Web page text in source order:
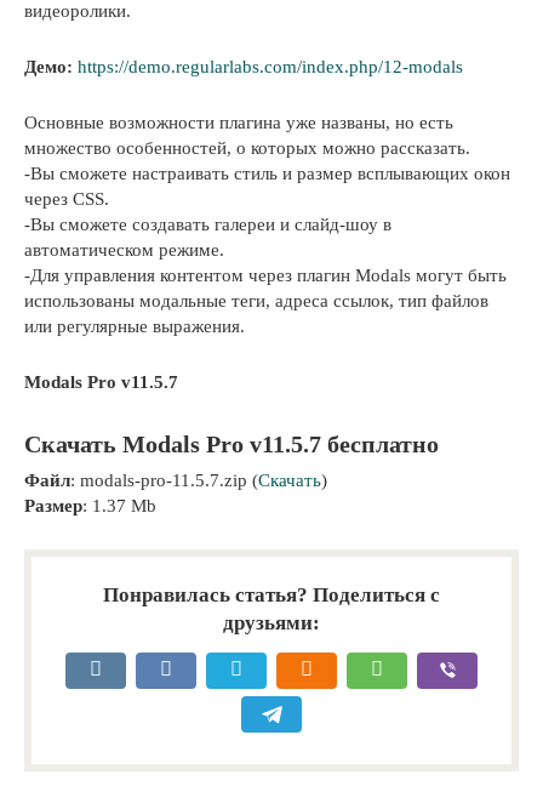
видеоролики.
Демо: https://demo.regularlabs.com/index.php/12-modals
Основные возможности плагина уже названы, но есть
множество особенностей, о которых можно рассказать.
-Вы сможете настраивать стиль и размер всплывающих окон
через CSS.
-Вы сможете создавать галереи и слайд-шоу в
автоматическом режиме.
-Для управления контентом через плагин Modals могут быть
использованы модальные теги, адреса ссылок, тип файлов
или регулярные выражения.
Modals Pro v11.5.7
Скачать Modals Pro v11.5.7 бесплатно
Файл: modals-pro-11.5.7.zip (Скачать)
Размер: 1.37 Mb
Понравилась статья? Поделиться с
друзьями: